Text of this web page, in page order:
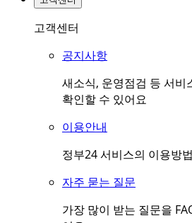
고객센터
공지사항
새소식, 운영점검 등 서비
확인할 수 있어요
이용안내
정부24 서비스의 이용방
자주 묻는 질문
가장 많이 받는 질문을